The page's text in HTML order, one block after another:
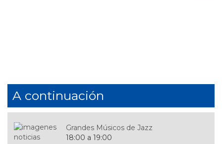
A continuación
Grandes Músicos de Jazz
18:00 a 19:00